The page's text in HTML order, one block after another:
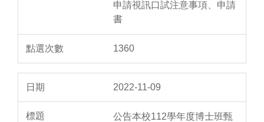
申請視訊口試注意事項、申請
書
1360
2022-11-09
公告本校112學年度博士班甄